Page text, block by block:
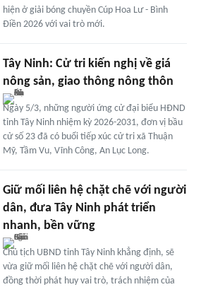
hiện ở giải bóng chuyền Cúp Hoa Lư - Bình
Điền 2026 với vai trò mới.
Tây Ninh: Cử tri kiến nghị về giá
nông sản, giao thông nông thôn
Ngày 5/3, những người ứng cử đại biểu HĐND
tỉnh Tây Ninh nhiệm kỳ 2026-2031, đơn vị bầu
cử số 23 đã có buổi tiếp xúc cử tri xã Thuận
Mỹ, Tầm Vu, Vĩnh Công, An Lục Long.
Giữ mối liên hệ chặt chẽ với người
dân, đưa Tây Ninh phát triển
nhanh, bền vững
Chủ tịch UBND tỉnh Tây Ninh khẳng định, sẽ
vừa giữ mối liên hệ chặt chẽ với người dân,
đồng thời phát huy vai trò, trách nhiệm của